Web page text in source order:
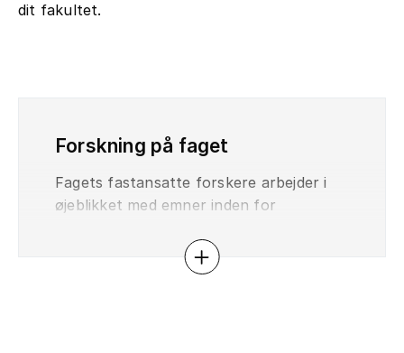
dit fakultet.
Forskning på faget
Fagets fastansatte forskere arbejder i
øjeblikket med emner inden for
teatermetierens æreløshed, Henrik
Ibsen, Dario Fo) og undersøgelser af
Åbn eller luk accordion